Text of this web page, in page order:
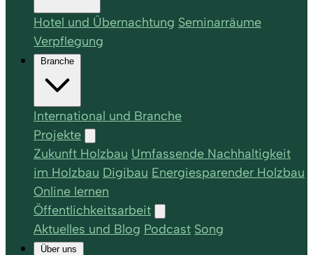
Hotel und Übernachtung Seminarräume
Verpflegung
Branche
International und Branche
Projekte
Zukunft Holzbau Umfassende Nachhaltigkeit
im Holzbau Digibau Energiesparender Holzbau
Online lernen
Öffentlichkeitsarbeit
Aktuelles und Blog Podcast Song
Über uns